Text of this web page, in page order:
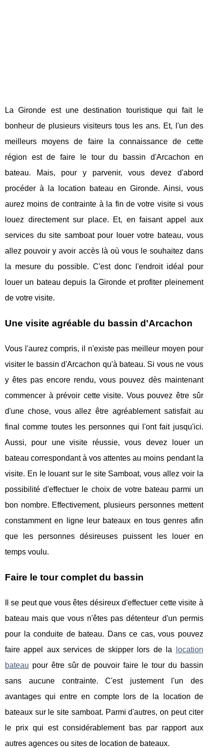
La Gironde est une destination touristique qui fait le
bonheur de plusieurs visiteurs tous les ans. Et, l'un des
meilleurs moyens de faire la connaissance de cette
région est de faire le tour du bassin d'Arcachon en
bateau. Mais, pour y parvenir, vous devez d'abord
procéder à la location bateau en Gironde. Ainsi, vous
aurez moins de contrainte à la fin de votre visite si vous
louez directement sur place. Et, en faisant appel aux
services du site samboat pour louer votre bateau, vous
allez pouvoir y avoir accès là où vous le souhaitez dans
la mesure du possible. C'est donc l'endroit idéal pour
louer un bateau depuis la Gironde et profiter pleinement
de votre visite.
Une visite agréable du bassin d'Arcachon
Vous l'aurez compris, il n'existe pas meilleur moyen pour
visiter le bassin d'Arcachon qu'à bateau. Si vous ne vous
y êtes pas encore rendu, vous pouvez dès maintenant
commencer à prévoir cette visite. Vous pouvez être sûr
d'une chose, vous allez être agréablement satisfait au
final comme toutes les personnes qui l'ont fait jusqu'ici.
Aussi, pour une visite réussie, vous devez louer un
bateau correspondant à vos attentes au moins pendant la
visite. En le louant sur le site Samboat, vous allez voir la
possibilité d'effectuer le choix de votre bateau parmi un
bon nombre. Effectivement, plusieurs personnes mettent
constamment en ligne leur bateaux en tous genres afin
que les personnes désireuses puissent les louer en
temps voulu.
Faire le tour complet du bassin
Il se peut que vous êtes désireux d'effectuer cette visite à
bateau mais que vous n'êtes pas détenteur d'un permis
pour la conduite de bateau. Dans ce cas, vous pouvez
faire appel aux services de skipper lors de la
location
bateau pour être sûr de pouvoir faire le tour du bassin
sans aucune contrainte. C'est justement l'un des
avantages qui entre en compte lors de la location de
bateaux sur le site samboat. Parmi d'autres, on peut citer
le prix qui est considérablement bas par rapport aux
autres agences ou sites de location de bateaux.